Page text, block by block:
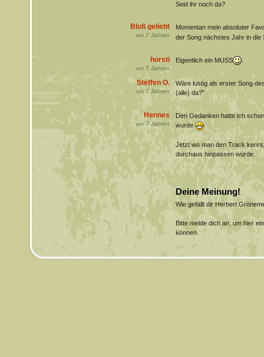
Seid ihr noch da?
Bloß geliebt
vor 7 Jahren
Momentan mein absoluter
der Song nächstes Jahr in die
horsti
vor 7 Jahren
Eigentlich ein MUSS .
Steffen O.
vor7Jahren
Wäre lustig als erster Song
(alle) da?"
Hennes
vor7Jahren
Den Gedanken hatte ich
wurde
Jetzt wo man den Track
durchaus hinpassen würde.
Deine Meinung!
Wie gefällt dir Herbert
Bitte melde dich an, um hier
können.